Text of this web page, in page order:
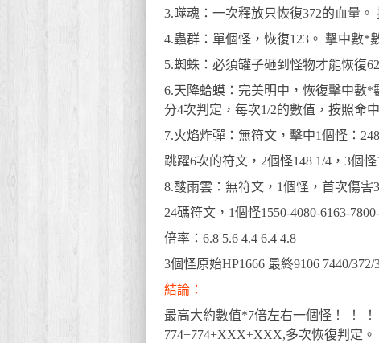
3.噬魂：一次釋放只恢復372的血量
4.蟲群：單個怪，恢復123。 擊中數*
5.蜘蛛：必須罐子砸到怪物才能恢復
6.天降蛤蟆：完美明中，恢復擊中數*
分4次判定，每次1/2的數值，按照命
7.火焰炸彈：無符文，擊中1個怪：
跳躍6次的符文，2個怪148 1/4，3個怪
8.酸雨雲：無符文，1個怪，首次傷害
24碼符文，1個怪1550-4080-6163-
倍率：6.8 5.6 4.4 6.4 4.8
3個怪原始HP1666 最終9106 7440/372/
結論：
最高大約數值*7倍左右一個怪！ ！
774+774+XXX+XXX,多次恢復判定。